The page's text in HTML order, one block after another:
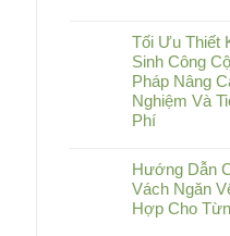
Tối Ưu Thiết
Sinh Công
Pháp Nâng
Nghiệm Và
Phí
Hướng Dẫn
Vách Ngăn
Hợp Cho